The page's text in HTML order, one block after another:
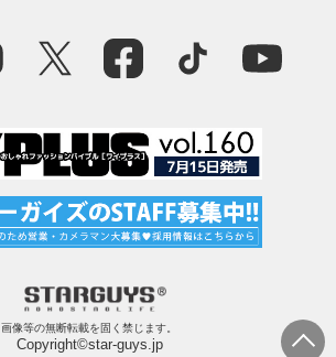
画像等の無断転載を固く禁じます。
Copyright©star-guys.jp